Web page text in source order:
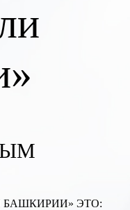
БАШКИРИИ» ЭТО: